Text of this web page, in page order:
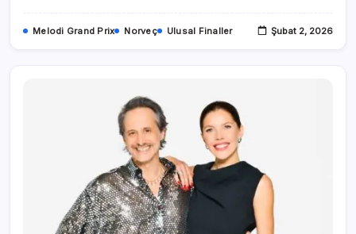
Melodi Grand Prix Norveç Ulusal Finaller Şubat 2, 2026